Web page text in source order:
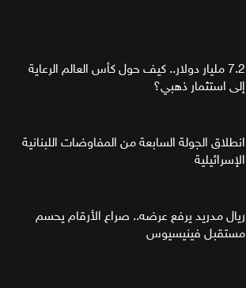
7.2 مليار دولار.. كيف حول كأس العالم الرعاية
إلى استثمار ذهبي؟
انطلاق الجولة السابعة من المفاوضات اللبنانية
الإسرائيلية
ريال مدريد يرفع عرضه.. صراع الأرقام يحسم
مستقبل فينيسيوس